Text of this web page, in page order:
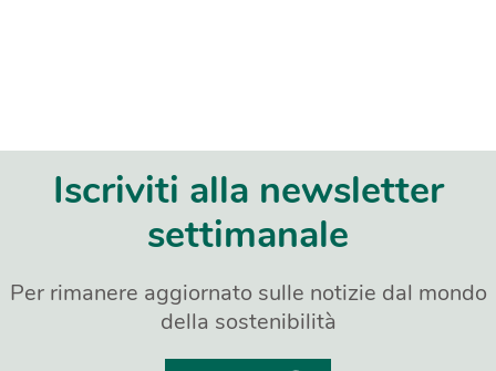
Iscriviti alla newsletter
settimanale
Per rimanere aggiornato sulle notizie dal mondo
della sostenibilità